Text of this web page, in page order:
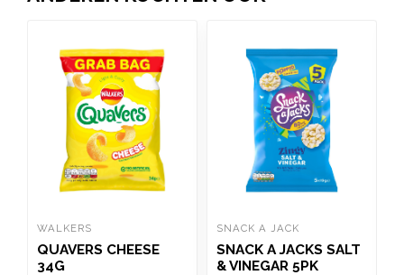
WALKERS
QUAVERS CHEESE
34G
SNACK A JACK
SNACK A JACKS SALT
& VINEGAR 5PK